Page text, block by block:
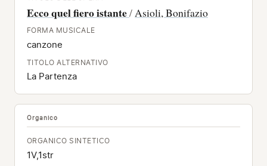
Ecco quel fiero istante/ Asioli, Bonifazio
FORMA MUSICALE
canzone
TITOLO ALTERNATIVO
La Partenza
Organico
ORGANICO SINTETICO
1V,1str